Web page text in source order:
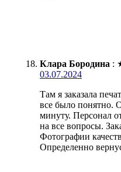
Клара Бородина :
03.07.2024
Там я заказала
все было понятно.
минуту. Персонал
на все вопросы.
Фотографии
Определенно